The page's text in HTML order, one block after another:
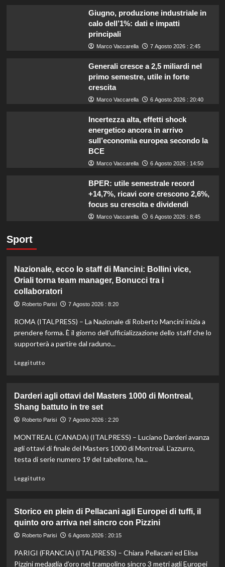
Giugno, produzione industriale in
calo dell’1%: dati e impatti
principali
Marco Vaccarella 7 Agosto 2026 : 2:45
Generali cresce a 2,5 miliardi nel
primo semestre, utile in forte
crescita
Marco Vaccarella 6 Agosto 2026 : 20:40
Incertezza alta, effetti shock
energetico ancora in arrivo
sull’economia europea secondo la
BCE
Marco Vaccarella 6 Agosto 2026 : 14:50
BPER: utile semestrale record
+14,7%, ricavi core crescono 2,6%,
focus su crescita e dividendi
Marco Vaccarella 6 Agosto 2026 : 8:45
Sport
Nazionale, ecco lo staff di Mancini: Bollini vice,
Oriali torna team manager, Bonucci tra i
collaboratori
Roberto Parisi 7 Agosto 2026 : 8:20
ROMA (ITALPRESS) – La Nazionale di Roberto Mancini inizia a
prendere forma. È il giorno dell’ufficializzazione dello staff che lo
supporterà a partire dal raduno...
Leggi tuttoLeggi
Nazionale,
ecco
lo
di
Mancini:
Bollini
Bonucci
tra
i
Darderi agli ottavi del Masters 1000 di Montreal,
Shang battuto in tre set
Roberto Parisi 7 Agosto 2026 : 2:20
MONTREAL (CANADA) (ITALPRESS) – Luciano Darderi avanza
agli ottavi di finale del Masters 1000 di Montreal. L’azzurro,
testa di serie numero 19 del tabellone, ha...
Leggi tuttoLeggi
Darderi
agli
ottavi
Masters
1000
Storico en plein di Pellacani agli Europei di tuffi, il
quinto oro arriva nel sincro con Pizzini
Roberto Parisi 6 Agosto 2026 : 20:15
PARIGI (FRANCIA) (ITALPRESS) – Chiara Pellacani ed Elisa
Pizzini medaglia d’oro nel trampolino sincro 3 metri agli Europei